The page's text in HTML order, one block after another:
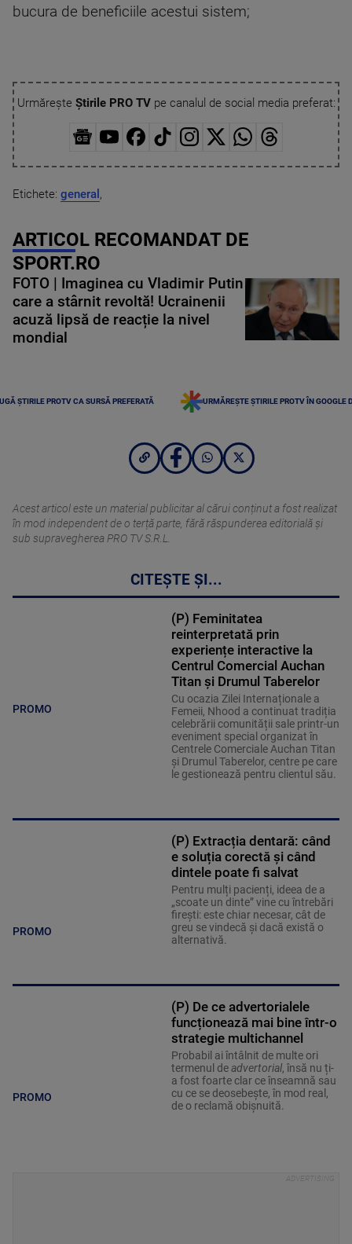
bucura de beneficiile acestui sistem;
Urmărește Știrile PRO TVpe canalul de social media preferat:
Etichete: general ,
ARTICOL RECOMANDAT DE
SPORT.RO
FOTO | Imaginea cu Vladimir Putin
care a stârnit revoltă! Ucrainenii
acuză lipsă de reacție la nivel
mondial
ȘTIRILE PROTV CA SURSĂ PREFERATĂ URMĂREȘTE ȘTIRILE PROTV ÎN GOOGLE
Acest articol este un material publicitar al cărui conținut a fost realizat
în mod independent de o terță parte, fără răspunderea editorială şi
sub supravegherea PRO TV S.R.L.
CITEȘTE ȘI...
PROMO
(P) Feminitatea
reinterpretată prin
experiențe interactive la
Centrul Comercial Auchan
Titan și Drumul Taberelor
Cu ocazia Zilei Internaționale a
Femeii, Nhood a continuat tradiția
celebrării comunității sale printr-un
eveniment special organizat în
Centrele Comerciale Auchan Titan
și Drumul Taberelor, centre pe care
le gestionează pentru clientul său.
PROMO
(P) Extracția dentară: când
e soluția corectă și când
dintele poate fi salvat
Pentru mulți pacienți, ideea de a
„scoate un dinte” vine cu întrebări
firești: este chiar necesar, cât de
greu se vindecă și dacă există o
alternativă.
PROMO
(P) De ce advertorialele
funcționează mai bine într-o
strategie multichannel
Probabil ai întâlnit de multe ori
termenul deadvertorial, însă nu ți-
a fost foarte clar ce înseamnă sau
cu ce se deosebește, în mod real,
de o reclamă obișnuită.